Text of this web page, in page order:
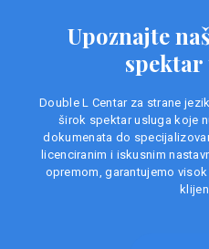
Upoznajte
spektar
Double L Centar za strane
širok spektar usluga koje
dokumenata do
licenciranim i iskusnim
opremom, garantujemo